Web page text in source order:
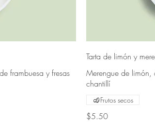
frambuesa y fresas
Tarta de limón y
Merengue de limón,
chantillí
$5.50
Frutos secos